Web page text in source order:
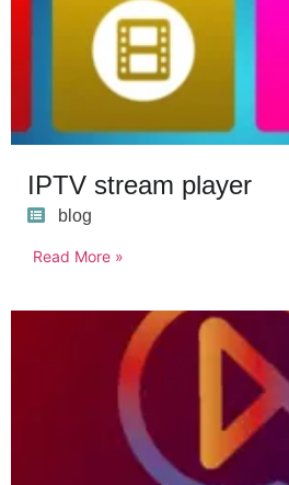
IPTV stream player
blog
Read More »